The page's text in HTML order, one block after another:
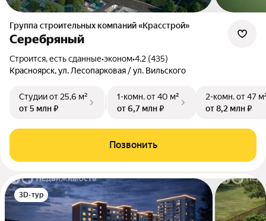
Группа строительных компаний «Красстрой»
Серебряный
Строится, есть сданные•эконом•4.2 (435)
Красноярск, ул. Лесопарковая / ул. Вильского
Студииот 25,6 м²
от 5 млн ₽
1-комн.от 40 м²
от 6,7 млн ₽
2-комн.от 47
от 8,2 млн ₽
Позвонить
3D-тур